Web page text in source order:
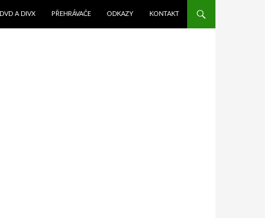
DVD A DIVX PŘEHRÁVAČE ODKAZY KONTAKT